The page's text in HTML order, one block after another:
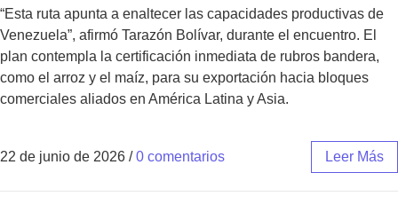
“Esta ruta apunta a enaltecer las capacidades productivas de
Venezuela”, afirmó Tarazón Bolívar, durante el encuentro. El
plan contempla la certificación inmediata de rubros bandera,
como el arroz y el maíz, para su exportación hacia bloques
comerciales aliados en América Latina y Asia.
22 de junio de 2026 / 0 comentarios Leer Más